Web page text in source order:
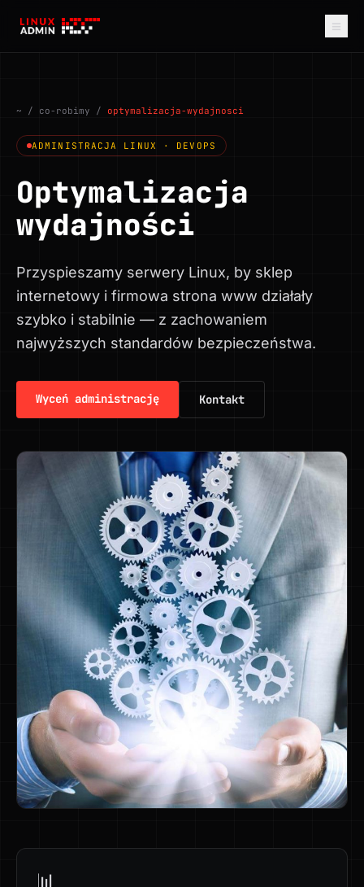
≡
~ / co-robimy / optymalizacja-wydajnosci
ADMINISTRACJA LINUX · DEVOPS
Optymalizacja
wydajności
Przyspieszamy serwery Linux, by sklep
internetowy i firmowa strona www działały
szybko i stabilnie — z zachowaniem
najwyższych standardów bezpieczeństwa.
Wyceń administrację Kontakt
📊